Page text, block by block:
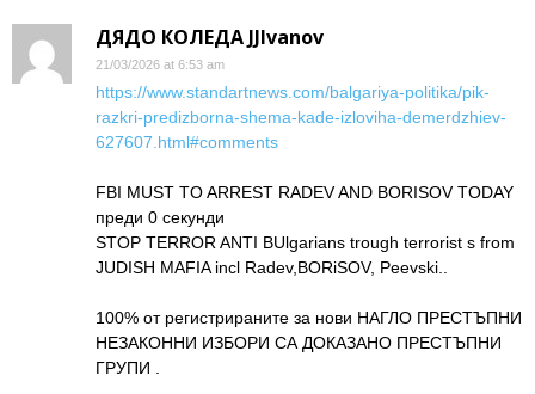
ДЯДО КОЛЕДА JJIvanov
21/03/2026 at 6:53 am
https://www.standartnews.com/balgariya-politika/pik-
razkri-predizborna-shema-kade-izloviha-demerdzhiev-
627607.html#comments
FBI MUST TO ARREST RADEV AND BORISOV TODAY
преди 0 секунди
STOP TERROR ANTI BUlgarians trough terrorist s from
JUDISH MAFIA incl Radev,BORiSOV, Peevski..
100% от регистрираните за нови НАГЛО ПРЕСТЪПНИ
НЕЗАКОННИ ИЗБОРИ СА ДОКАЗАНО ПРЕСТЪПНИ
ГРУПИ .